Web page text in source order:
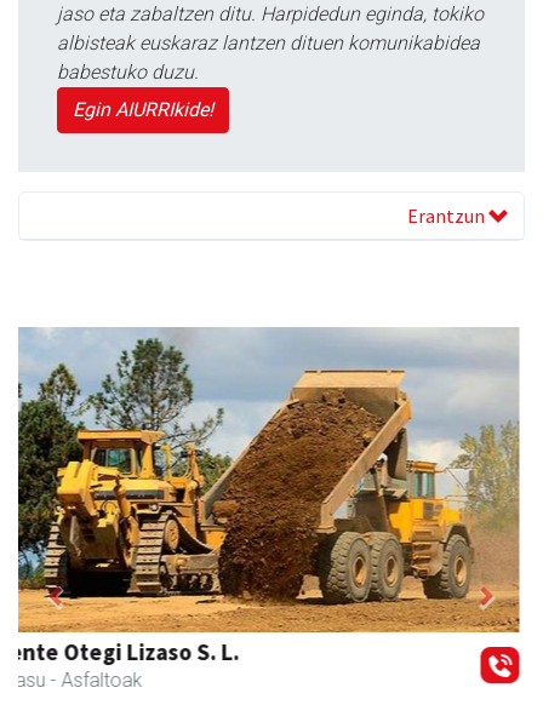
jaso eta zabaltzen ditu. Harpidedun eginda, tokiko
albisteak euskaraz lantzen dituen komunikabidea
babestuko duzu.
Egin AIURRIkide!
Erantzun
Transportes Lakunza
Asteasu - Garraioak
Previous Next